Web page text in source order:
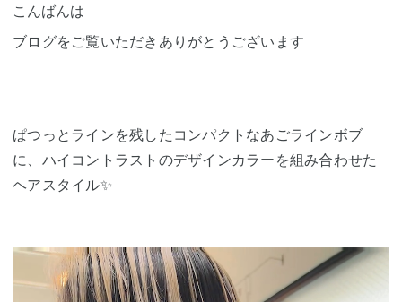
こんばんは
ブログをご覧いただきありがとうございます
ぱつっとラインを残したコンパクトなあごラインボブ
に、ハイコントラストのデザインカラーを組み合わせた
ヘアスタイル✨